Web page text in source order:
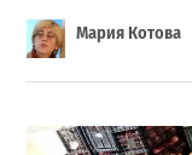
Мария Котова